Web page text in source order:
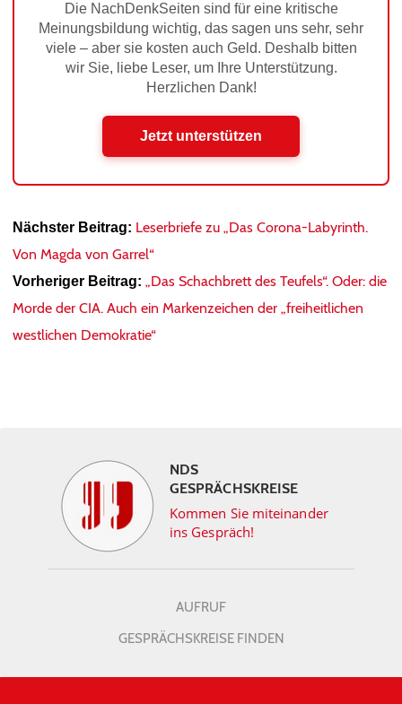
Die NachDenkSeiten sind für eine kritische
Meinungsbildung wichtig, das sagen uns sehr, sehr
viele – aber sie kosten auch Geld. Deshalb bitten
wir Sie, liebe Leser, um Ihre Unterstützung.
Herzlichen Dank!
Jetzt unterstützen
Nächster Beitrag: Leserbriefe zu „Das Corona-Labyrinth.
Von Magda von Garrel“
Vorheriger Beitrag: „Das Schachbrett des Teufels“. Oder: die
Morde der CIA. Auch ein Markenzeichen der „freiheitlichen
westlichen Demokratie“
NDS
GESPRÄCHSKREISE
Kommen Sie miteinander
ins Gespräch!
AUFRUF
GESPRÄCHSKREISE FINDEN